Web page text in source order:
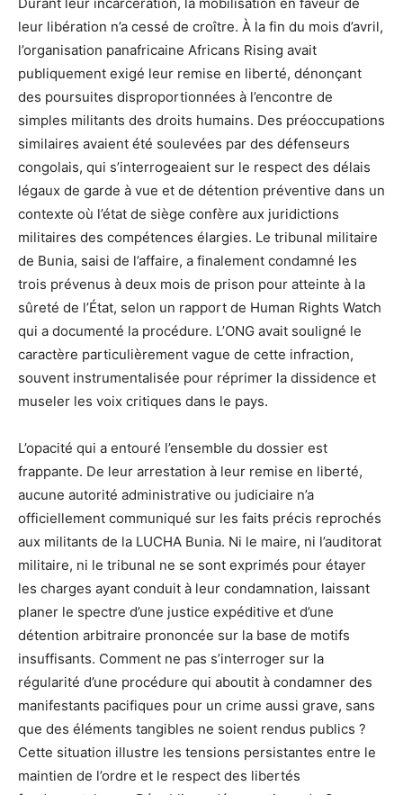
leur libération n’a cessé de croître. À la fin du mois d’avril,
l’organisation panafricaine Africans Rising avait
publiquement exigé leur remise en liberté, dénonçant
des poursuites disproportionnées à l’encontre de
simples militants des droits humains. Des préoccupations
similaires avaient été soulevées par des défenseurs
congolais, qui s’interrogeaient sur le respect des délais
légaux de garde à vue et de détention préventive dans un
contexte où l’état de siège confère aux juridictions
militaires des compétences élargies. Le tribunal militaire
de Bunia, saisi de l’affaire, a finalement condamné les
trois prévenus à deux mois de prison pour atteinte à la
sûreté de l’État, selon un rapport de Human Rights Watch
qui a documenté la procédure. L’ONG avait souligné le
caractère particulièrement vague de cette infraction,
souvent instrumentalisée pour réprimer la dissidence et
museler les voix critiques dans le pays.
L’opacité qui a entouré l’ensemble du dossier est
frappante. De leur arrestation à leur remise en liberté,
aucune autorité administrative ou judiciaire n’a
officiellement communiqué sur les faits précis reprochés
aux militants de la LUCHA Bunia. Ni le maire, ni l’auditorat
militaire, ni le tribunal ne se sont exprimés pour étayer
les charges ayant conduit à leur condamnation, laissant
planer le spectre d’une justice expéditive et d’une
détention arbitraire prononcée sur la base de motifs
insuffisants. Comment ne pas s’interroger sur la
régularité d’une procédure qui aboutit à condamner des
manifestants pacifiques pour un crime aussi grave, sans
que des éléments tangibles ne soient rendus publics ?
Cette situation illustre les tensions persistantes entre le
maintien de l’ordre et le respect des libertés